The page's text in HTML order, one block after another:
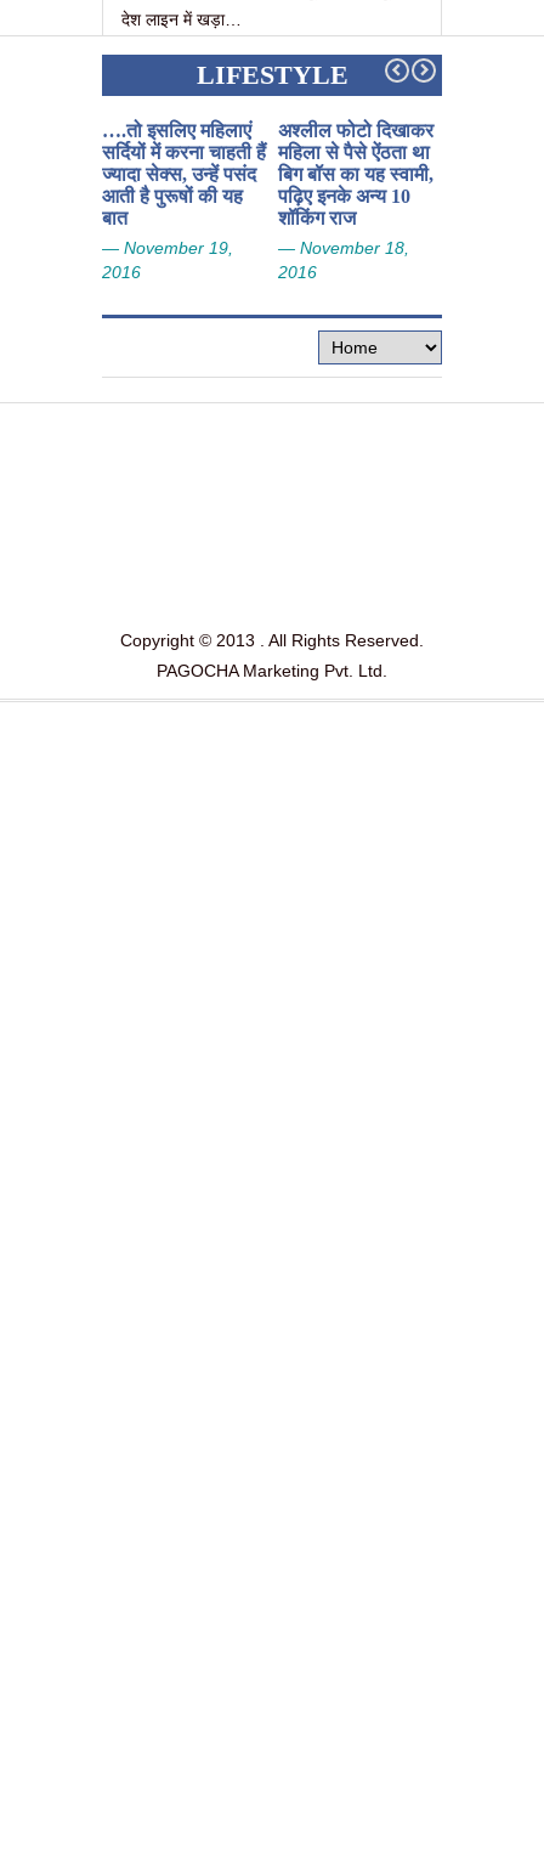
देश लाइन में खड़ा…
LIFESTYLE
….तो इसलिए महिलाएं
सर्दियों में करना चाहती हैं
ज्यादा सेक्स, उन्हें पसंद
आती है पुरूषों की यह
बात
— November 19,
2016
अश्लील फोटो दिखाकर
महिला से पैसे ऐंठता था
बिग बॉस का यह स्वामी,
पढ़िए इनके अन्य 10
शॉकिंग राज
— November 18,
2016
Copyright © 2013 . All Rights Reserved.
PAGOCHA Marketing Pvt. Ltd.